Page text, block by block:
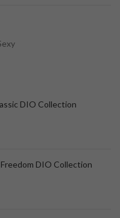
DIO Collection
DIO Collection